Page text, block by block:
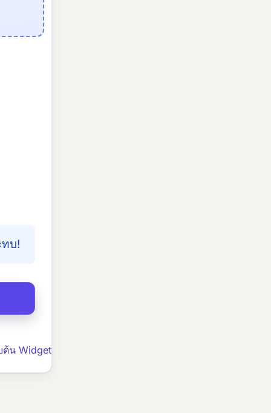
บ!
ต้น Widget